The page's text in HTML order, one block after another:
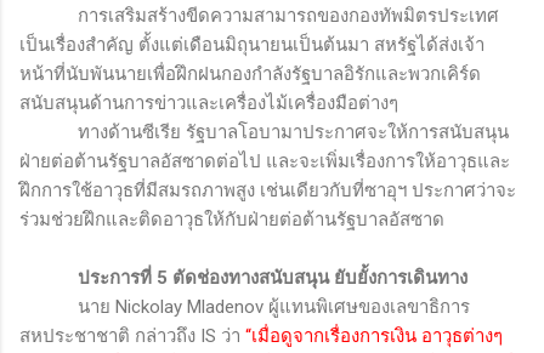
การเสริมสร้างขีดความสามารถของกองทัพมิตรประเทศ
เป็นเรื่องสำคัญ ตั้งแต่เดือนมิถุนายนเป็นต้นมา สหรัฐได้ส่งเจ้า
หน้าที่นับพันนายเพื่อฝึกฝนกองกำลังรัฐบาลอิรักและพวกเคิร์ด
สนับสนุนด้านการข่าวและเครื่องไม้เครื่องมือต่างๆ
ทางด้านซีเรีย รัฐบาลโอบามาประกาศจะให้การสนับสนุน
ฝ่ายต่อต้านรัฐบาลอัสซาดต่อไป และจะเพิ่มเรื่องการให้อาวุธและ
ฝึกการใช้อาวุธที่มีสมรถภาพสูง เช่นเดียวกับที่ซาอุฯ ประกาศว่าจะ
ร่วมช่วยฝึกและติดอาวุธให้กับฝ่ายต่อต้านรัฐบาลอัสซาด
ประการที่ 5 ตัดช่องทางสนับสนุน ยับยั้งการเดินทาง
นาย Nickolay Mladenov ผู้แทนพิเศษของเลขาธิการ
สหประชาชาติ กล่าวถึง IS ว่า “เมื่อดูจากเรื่องการเงิน อาวุธต่างๆ